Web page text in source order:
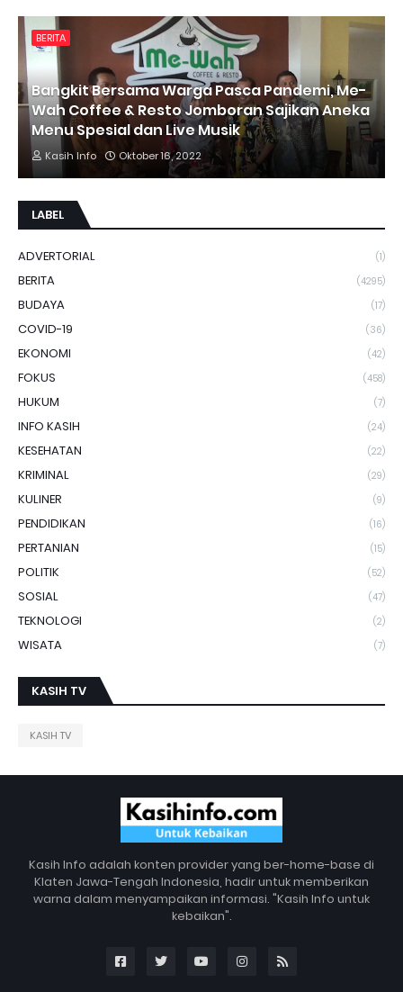
BERITA
Bangkit Bersama Warga Pasca Pandemi, Me-
Wah Coffee & Resto Jomboran Sajikan Aneka
Menu Spesial dan Live Musik
Kasih Info Oktober 16, 2022
LABEL
ADVERTORIAL (1)
BERITA (4295)
BUDAYA (17)
COVID-19 (36)
EKONOMI (42)
FOKUS (458)
HUKUM (7)
INFO KASIH (24)
KESEHATAN (22)
KRIMINAL (29)
KULINER (9)
PENDIDIKAN (16)
PERTANIAN (15)
POLITIK (52)
SOSIAL (47)
TEKNOLOGI (2)
WISATA (7)
KASIH TV
KASIH TV
Kasih Info adalah konten provider yang ber-home-base di
Klaten Jawa-Tengah Indonesia, hadir untuk memberikan
warna dalam menyampaikan informasi. "Kasih Info untuk
kebaikan".